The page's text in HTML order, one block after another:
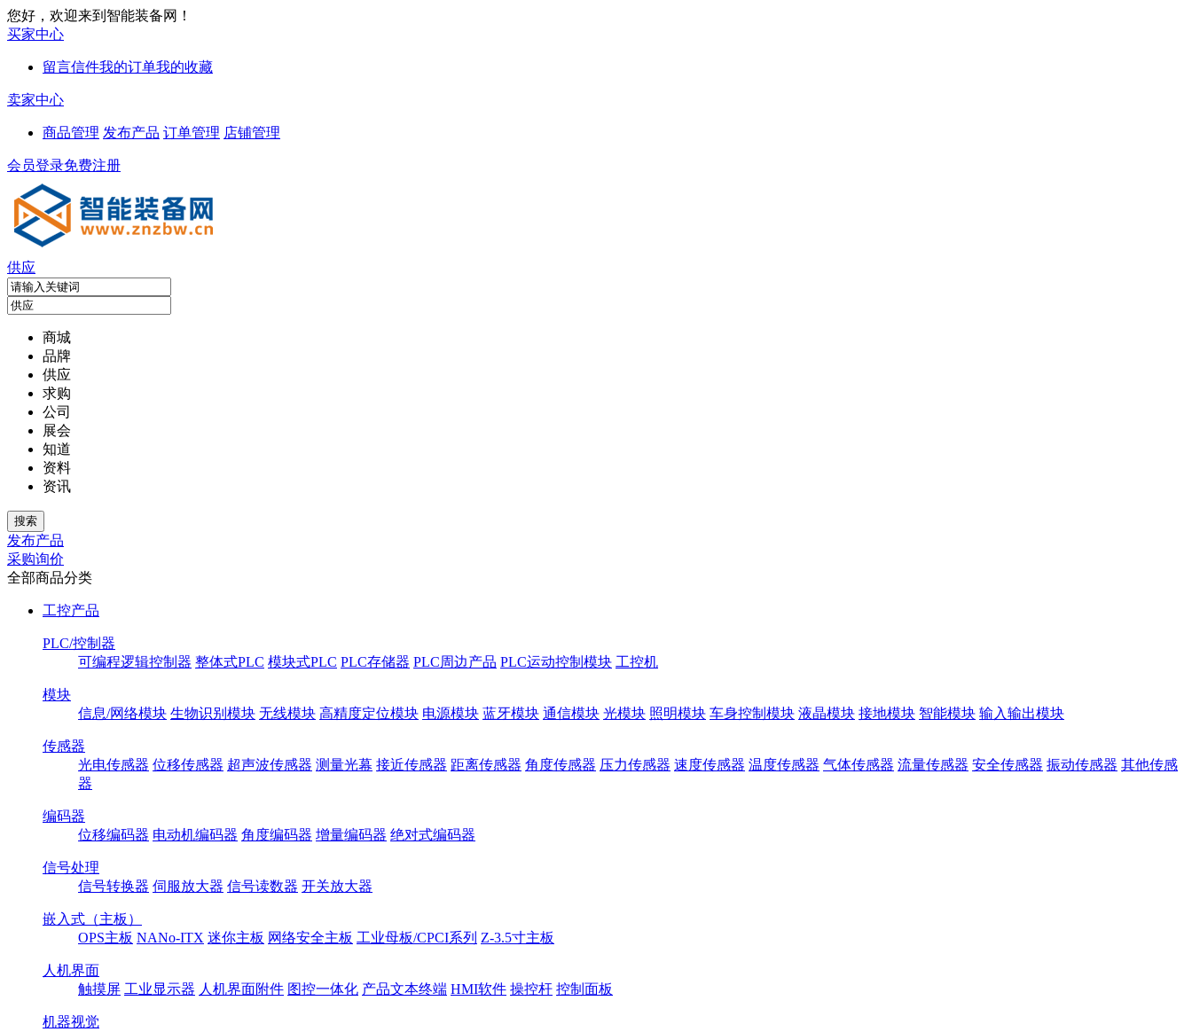
您好，欢迎来到智能装备网！
买家中心
留言信件我的订单我的收藏
卖家中心
商品管理 发布产品 订单管理 店铺管理
会员登录免费注册
供应
商城
品牌
供应
求购
公司
展会
知道
资料
资讯
发布产品
采购询价
全部商品分类
工控产品
PLC/控制器
可编程逻辑控制器 整体式PLC 模块式PLC PLC存储器 PLC周边产品 PLC运动控制模块 工控机
模块
信息/网络模块 生物识别模块 无线模块 高精度定位模块 电源模块 蓝牙模块 通信模块 光模块 照明模块 车身控制模块 液晶模块 接地模块 智能模块 输入输出模块
传感器
光电传感器 位移传感器 超声波传感器 测量光幕 接近传感器 距离传感器 角度传感器 压力传感器 速度传感器 温度传感器 气体传感器 流量传感器 安全传感器 振动传感器 其他传感
器
编码器
位移编码器 电动机编码器 角度编码器 增量编码器 绝对式编码器
信号处理
信号转换器 伺服放大器 信号读数器 开关放大器
嵌入式（主板）
OPS主板 NANo-ITX 迷你主板 网络安全主板 工业母板/CPCI系列 Z-3.5寸主板
人机界面
触摸屏 工业显示器 人机界面附件 图控一体化 产品文本终端 HMI软件 操控杆 控制面板
机器视觉